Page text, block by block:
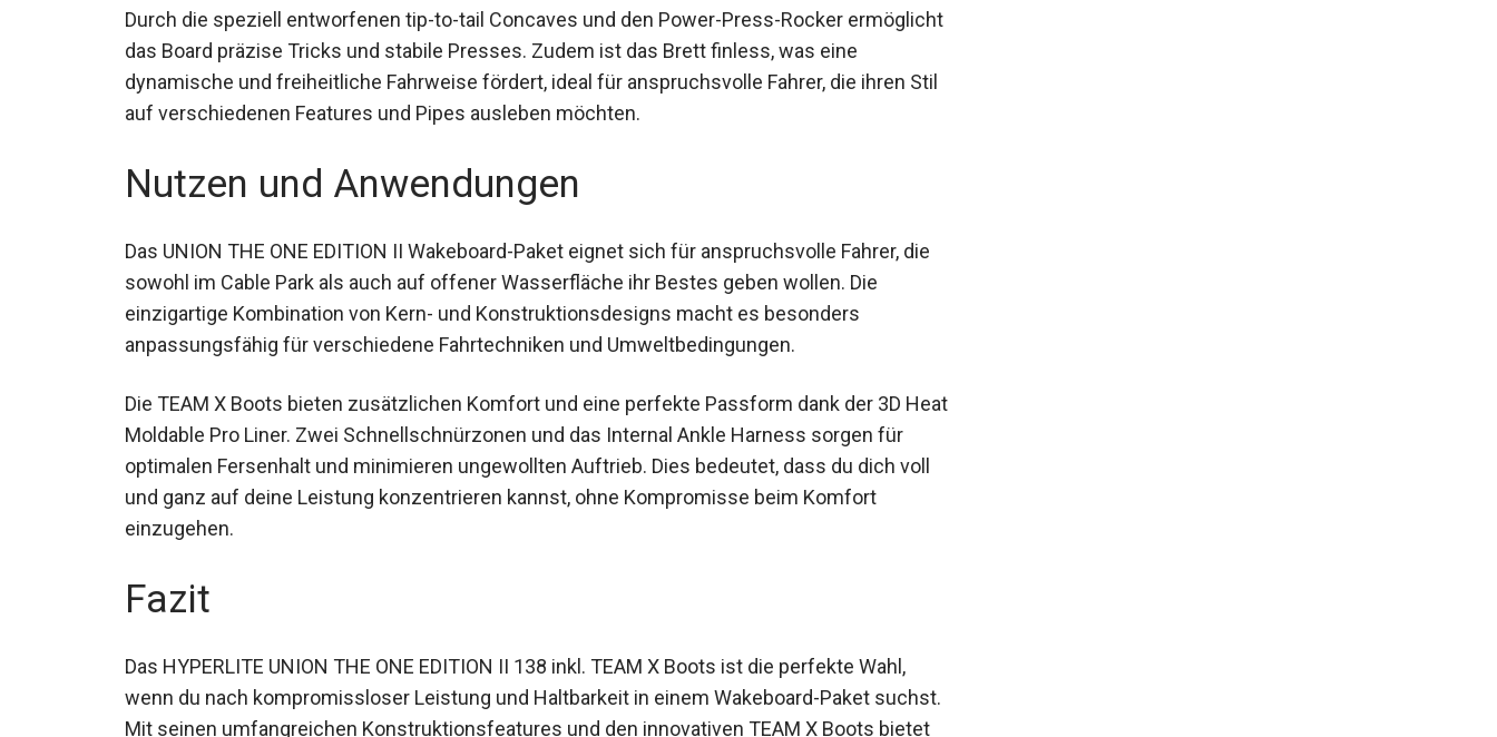
Durch die speziell entworfenen tip-to-tail Concaves und den Power-Press-Rocker
ermöglicht das Board präzise Tricks und stabile Presses. Zudem ist das Brett finless, was
eine dynamische und freiheitliche Fahrweise fördert, ideal für anspruchsvolle Fahrer, die
ihren Stil auf verschiedenen Features und Pipes ausleben möchten.
Nutzen und Anwendungen
Das UNION THE ONE EDITION II Wakeboard-Paket eignet sich für anspruchsvolle Fahrer, die
sowohl im Cable Park als auch auf offener Wasserfläche ihr Bestes geben wollen. Die
einzigartige Kombination von Kern- und Konstruktionsdesigns macht es besonders
anpassungsfähig für verschiedene Fahrtechniken und Umweltbedingungen.
Die TEAM X Boots bieten zusätzlichen Komfort und eine perfekte Passform dank der 3D
Heat Moldable Pro Liner. Zwei Schnellschnürzonen und das Internal Ankle Harness sorgen
für optimalen Fersenhalt und minimieren ungewollten Auftrieb. Dies bedeutet, dass du dich
voll und ganz auf deine Leistung konzentrieren kannst, ohne Kompromisse beim Komfort
einzugehen.
Fazit
Das HYPERLITE UNION THE ONE EDITION II 138 inkl. TEAM X Boots ist die perfekte Wahl,
wenn du nach kompromissloser Leistung und Haltbarkeit in einem Wakeboard-Paket
suchst. Mit seinen umfangreichen Konstruktionsfeatures und den innovativen TEAM X